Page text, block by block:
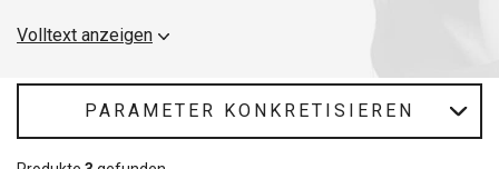
Weste in seiner Ausrüstung haben. Motorradwesten aus Leder
perfekt an Ihren Körper anpassen. Für Motorradfahrer bieten wir
auch hochwertigeLederhosenan, die jedem Fahrer perfekt
Volltext anzeigen
PARAMETER KONKRETISIEREN